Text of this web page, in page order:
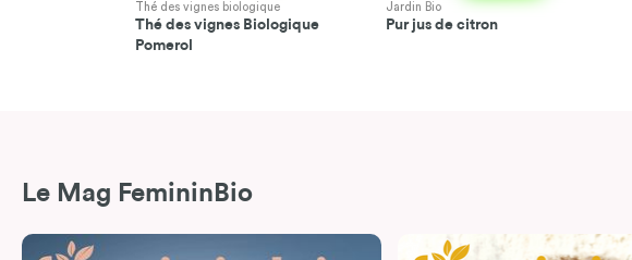
Thé des vignes biologique
Thé des vignes Biologique
Pomerol
Jardin Bio
Pur jus de citron
Le Mag FemininBio